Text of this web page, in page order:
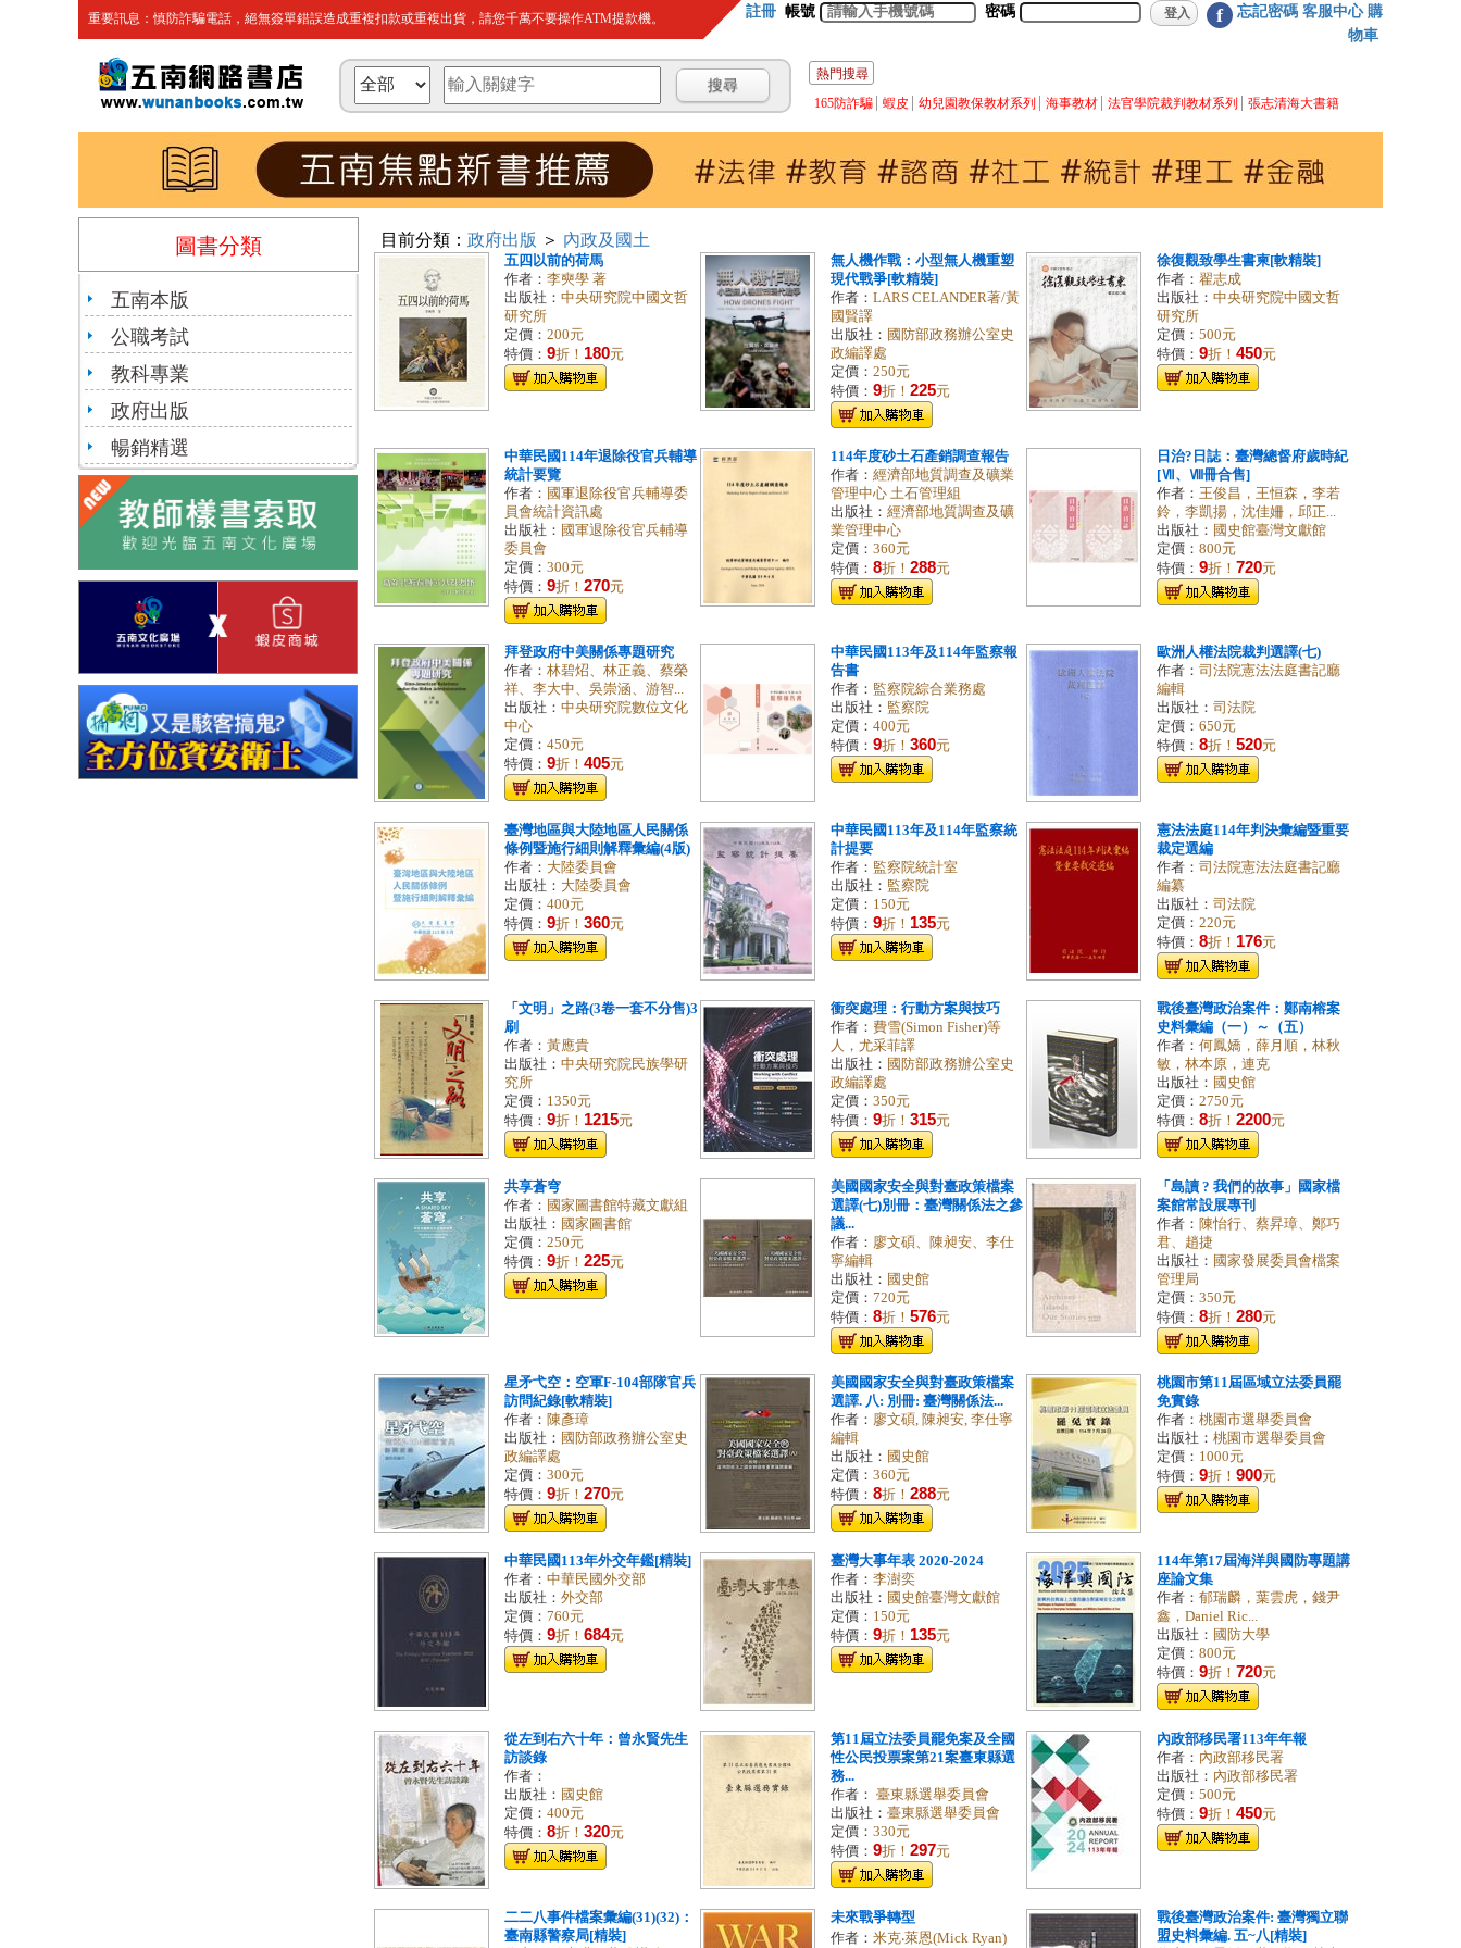
重要訊息：慎防詐騙電話，絕無簽單錯誤造成重複扣款或重複出貨，請您千萬不要操作ATM提款機。 註冊 帳號 密碼 f 忘記密碼 客服中心 購
物車
熱門搜尋
165防詐騙
蝦皮 幼兒園教保教材系列 海事教材 法官學院裁判教材系列 張志清海大書籍
圖書分類
五南本版
公職考試
教科專業
政府出版
暢銷精選
目前分類： 政府出版 ＞ 內政及國土
五四以前的荷馬
作者： 李奭學 著
出版社： 中央研究院中國文哲
研究所
定價： 200元
特價： 9折！ 180元
無人機作戰：小型無人機重塑
現代戰爭[軟精裝]
作者： LARS CELANDER著/黃
國賢譯
出版社： 國防部政務辦公室史
政編譯處
定價： 250元
特價： 9折！ 225元
徐復觀致學生書柬[軟精裝]
作者： 翟志成
出版社： 中央研究院中國文哲
研究所
定價： 500元
特價： 9折！ 450元
中華民國114年退除役官兵輔導
統計要覽
作者： 國軍退除役官兵輔導委
員會統計資訊處
出版社： 國軍退除役官兵輔導
委員會
定價： 300元
特價： 9折！ 270元
114年度砂土石產銷調查報告
作者： 經濟部地質調查及礦業
管理中心 土石管理組
出版社： 經濟部地質調查及礦
業管理中心
定價： 360元
特價： 8折！ 288元
日治?日誌：臺灣總督府歲時紀
[Ⅶ、Ⅷ冊合售]
作者： 王俊昌，王恒森，李若
鈴，李凱揚，沈佳姍，邱正...
出版社： 國史館臺灣文獻館
定價： 800元
特價： 9折！ 720元
拜登政府中美關係專題研究
作者： 林碧炤、林正義、蔡榮
祥、李大中、吳崇涵、游智...
出版社： 中央研究院數位文化
中心
定價： 450元
特價： 9折！ 405元
中華民國113年及114年監察報
告書
作者： 監察院綜合業務處
出版社： 監察院
定價： 400元
特價： 9折！ 360元
歐洲人權法院裁判選譯(七)
作者： 司法院憲法法庭書記廳
編輯
出版社： 司法院
定價： 650元
特價： 8折！ 520元
臺灣地區與大陸地區人民關係
條例暨施行細則解釋彙編(4版)
作者： 大陸委員會
出版社： 大陸委員會
定價： 400元
特價： 9折！ 360元
中華民國113年及114年監察統
計提要
作者： 監察院統計室
出版社： 監察院
定價： 150元
特價： 9折！ 135元
憲法法庭114年判決彙編暨重要
裁定選編
作者： 司法院憲法法庭書記廳
編纂
出版社： 司法院
定價： 220元
特價： 8折！ 176元
「文明」之路(3卷一套不分售)3
刷
作者： 黃應貴
出版社： 中央研究院民族學研
究所
定價： 1350元
特價： 9折！ 1215元
衝突處理：行動方案與技巧
作者： 費雪(Simon Fisher)等
人，尤采菲譯
出版社： 國防部政務辦公室史
政編譯處
定價： 350元
特價： 9折！ 315元
戰後臺灣政治案件：鄭南榕案
史料彙編（一）～（五）
作者： 何鳳嬌，薛月順，林秋
敏，林本原，連克
出版社： 國史館
定價： 2750元
特價： 8折！ 2200元
共享蒼穹
作者： 國家圖書館特藏文獻組
出版社： 國家圖書館
定價： 250元
特價： 9折！ 225元
美國國家安全與對臺政策檔案
選譯(七)別冊：臺灣關係法之參
議...
作者： 廖文碩、陳昶安、李仕
寧編輯
出版社： 國史館
定價： 720元
特價： 8折！ 576元
「島讀 ? 我們的故事」國家檔
案館常設展專刊
作者： 陳怡行、蔡昇璋、鄭巧
君、趙捷
出版社： 國家發展委員會檔案
管理局
定價： 350元
特價： 8折！ 280元
星矛弋空：空軍F-104部隊官兵
訪問紀錄[軟精裝]
作者： 陳彥璋
出版社： 國防部政務辦公室史
政編譯處
定價： 300元
特價： 9折！ 270元
美國國家安全與對臺政策檔案
選譯. 八: 別冊: 臺灣關係法...
作者： 廖文碩, 陳昶安, 李仕寧
編輯
出版社： 國史館
定價： 360元
特價： 8折！ 288元
桃園市第11屆區域立法委員罷
免實錄
作者： 桃園市選舉委員會
出版社： 桃園市選舉委員會
定價： 1000元
特價： 9折！ 900元
中華民國113年外交年鑑[精裝]
作者： 中華民國外交部
出版社： 外交部
定價： 760元
特價： 9折！ 684元
臺灣大事年表 2020-2024
作者： 李澍奕
出版社： 國史館臺灣文獻館
定價： 150元
特價： 9折！ 135元
114年第17屆海洋與國防專題講
座論文集
作者： 郁瑞麟，葉雲虎，錢尹
鑫，Daniel Ric...
出版社： 國防大學
定價： 800元
特價： 9折！ 720元
從左到右六十年：曾永賢先生
訪談錄
作者：
出版社： 國史館
定價： 400元
特價： 8折！ 320元
第11屆立法委員罷免案及全國
性公民投票案第21案臺東縣選
務...
作者： 臺東縣選舉委員會
出版社： 臺東縣選舉委員會
定價： 330元
特價： 9折！ 297元
內政部移民署113年年報
作者： 內政部移民署
出版社： 內政部移民署
定價： 500元
特價： 9折！ 450元
二二八事件檔案彙編(31)(32)：
臺南縣警察局[精裝]
未來戰爭轉型
作者： 米克‧萊恩(Mick Ryan)
戰後臺灣政治案件: 臺灣獨立聯
盟史料彙編. 五~八[精裝]